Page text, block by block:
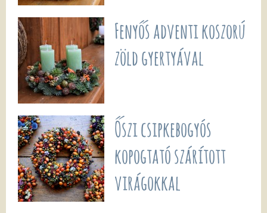
Fenyős adventi koszorú
zöld gyertyával
Őszi csipkebogyós
kopogtató szárított
virágokkal